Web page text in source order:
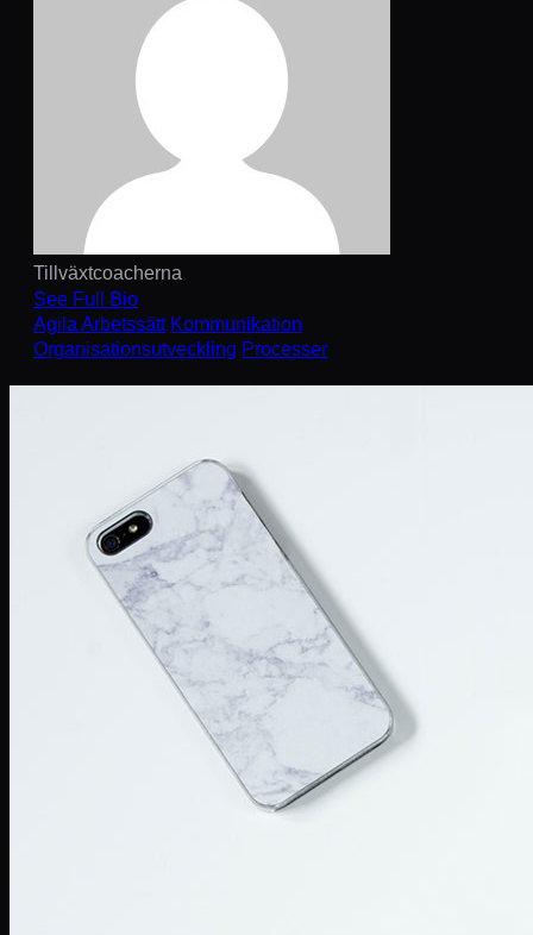
Tillväxtcoacherna
See Full Bio
Agila Arbetssätt Kommunikation
Organisationsutveckling Processer